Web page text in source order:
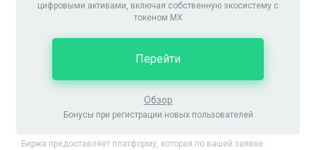
цифровыми активами, включая собственную экосистему с
токеном MX
Обзор
Бонусы при регистрации новых пользователей
Перейти
Биржа предоставляет платформу, которая по вашей заявке